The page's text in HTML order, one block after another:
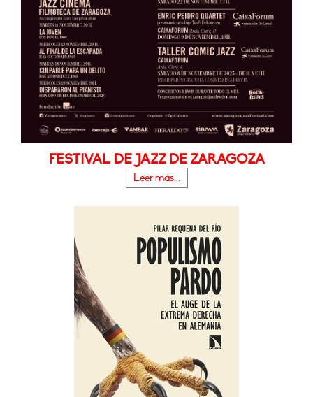
FESTIVAL DE JAZZ DE ZARAGOZA
Leer más...